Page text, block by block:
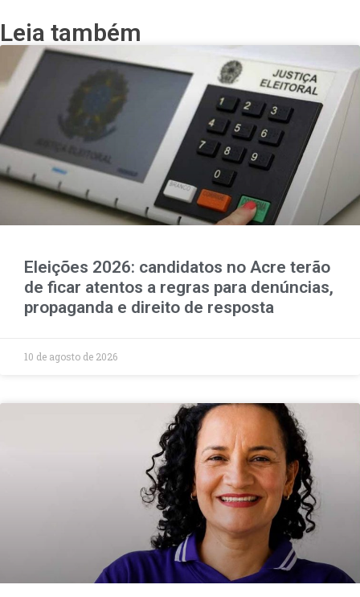
Leia também
Eleições 2026: candidatos no Acre terão
de ficar atentos a regras para denúncias,
propaganda e direito de resposta
10 de agosto de 2026